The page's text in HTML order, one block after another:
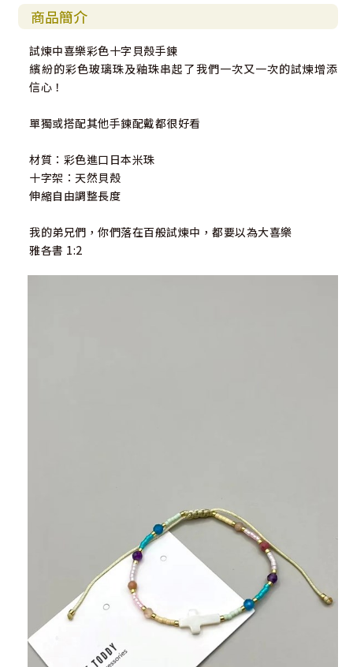
商品簡介
試煉中喜樂彩色十字貝殼手鍊
繽紛的彩色玻璃珠及釉珠串起了我們一次又一次的試煉增添
信心！
單獨或搭配其他手鍊配戴都很好看
材質：彩色進口日本米珠
十字架：天然貝殼
伸縮自由調整長度
我的弟兄們，你們落在百般試煉中，都要以為大喜樂
‭‭雅各書‬ ‭1‬:‭2‬ ‭